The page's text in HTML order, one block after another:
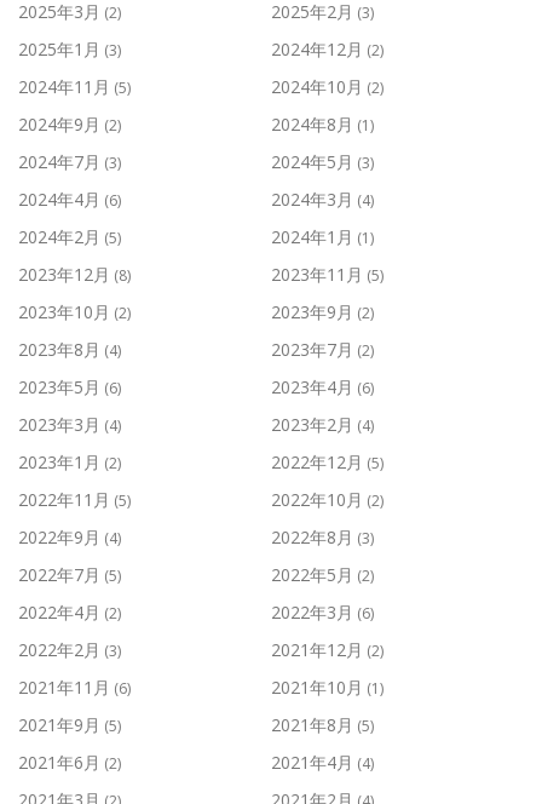
2025年3月 (2) 2025年2月 (3)
2025年1月 (3) 2024年12月 (2)
2024年11月 (5) 2024年10月 (2)
2024年9月 (2) 2024年8月 (1)
2024年7月 (3) 2024年5月 (3)
2024年4月 (6) 2024年3月 (4)
2024年2月 (5) 2024年1月 (1)
2023年12月 (8) 2023年11月 (5)
2023年10月 (2) 2023年9月 (2)
2023年8月 (4) 2023年7月 (2)
2023年5月 (6) 2023年4月 (6)
2023年3月 (4) 2023年2月 (4)
2023年1月 (2) 2022年12月 (5)
2022年11月 (5) 2022年10月 (2)
2022年9月 (4) 2022年8月 (3)
2022年7月 (5) 2022年5月 (2)
2022年4月 (2) 2022年3月 (6)
2022年2月 (3) 2021年12月 (2)
2021年11月 (6) 2021年10月 (1)
2021年9月 (5) 2021年8月 (5)
2021年6月 (2) 2021年4月 (4)
2021年3月 2021年2月